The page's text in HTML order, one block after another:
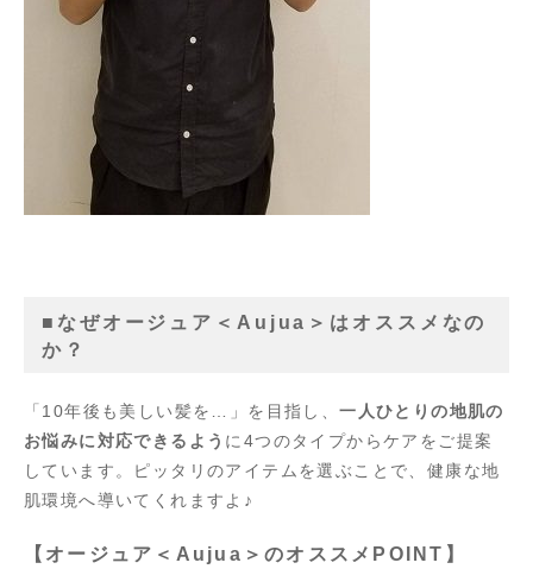
■なぜオージュア＜Aujua＞はオススメなの
か？
「10年後も美しい髪を…」を目指し、一人ひとりの地肌の
お悩みに対応できるよう に4つのタイプからケアをご提案
しています。ピッタリのアイテムを選ぶことで、健康な地
肌環境へ導いてくれますよ♪
【オージュア＜Aujua＞のオススメPOINT】